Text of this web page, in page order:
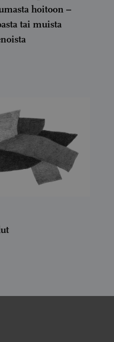
hoitoon –
tai muista